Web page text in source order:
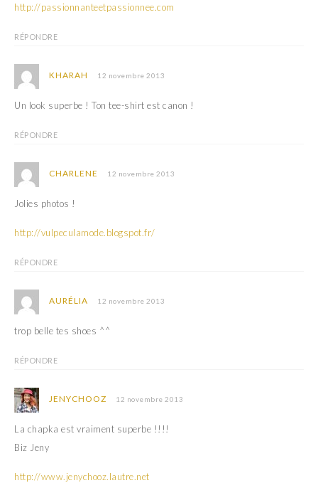
http://passionnanteetpassionnee.com
RÉPONDRE
KHARAH 12 novembre 2013
Un look superbe ! Ton tee-shirt est canon !
RÉPONDRE
CHARLENE 12 novembre 2013
Jolies photos !
http://vulpeculamode.blogspot.fr/
RÉPONDRE
AURÉLIA 12 novembre 2013
trop belle tes shoes ^^
RÉPONDRE
JENYCHOOZ 12 novembre 2013
La chapka est vraiment superbe !!!!
Biz Jeny
http://www.jenychooz.lautre.net